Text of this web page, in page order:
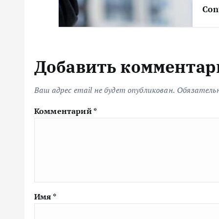
Добавить
Ваш адрес email не будет опубликован.
Комментарий*
Имя *